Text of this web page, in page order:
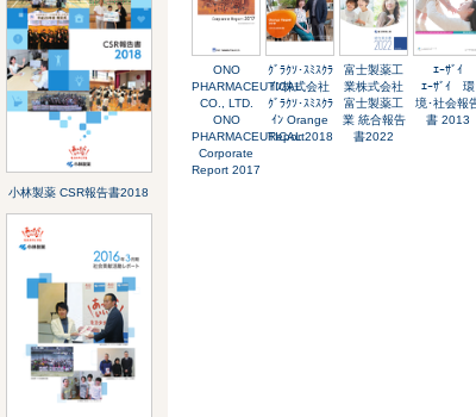
小林製薬 CSR報告書2018
ONO
PHARMACEUTICAL
CO., LTD.
ONO
PHARMACEUTICAL
Corporate
Report 2017
ｸﾞﾗｸｿ･ｽﾐｽｸﾗ
ｲﾝ株式会社
ｸﾞﾗｸｿ･ｽﾐｽｸﾗ
ｲﾝ Orange
Report2018
富士製薬工
業株式会社
富士製薬工
業 統合報告
書2022
ｴｰｻﾞｲ
ｴｰｻﾞｲ 環
境･社会報
書 2013